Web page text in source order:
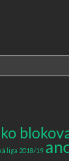
liga 2018/19